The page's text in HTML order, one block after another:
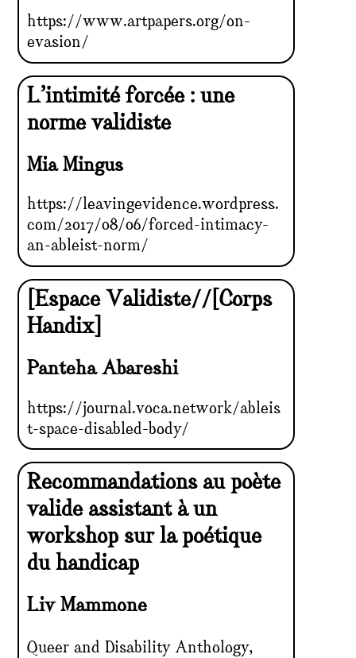
https://www.artpapers.org/on-
evasion/
L’intimité forcée : une
norme validiste
Mia Mingus
https://leavingevidence.wordpress.
com/2017/08/06/forced-intimacy-
an-ableist-norm/
[Espace Validiste//[Corps
Handix]
Panteha Abareshi
https://journal.voca.network/ableis
t-space-disabled-body/
Recommandations au poète
valide assistant à un
workshop sur la poétique
du handicap
Liv Mammone
Queer and Disability Anthology,